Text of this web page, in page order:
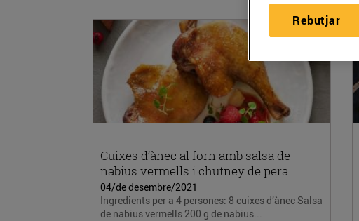
Cuixes d’ànec al forn amb salsa de
nabius vermells i chutney de pera
04/de desembre/2021
Ingredients per a 4 persones: 8 cuixes d’ànec Salsa
de nabius vermells 200 g de nabius...
Rebutjar